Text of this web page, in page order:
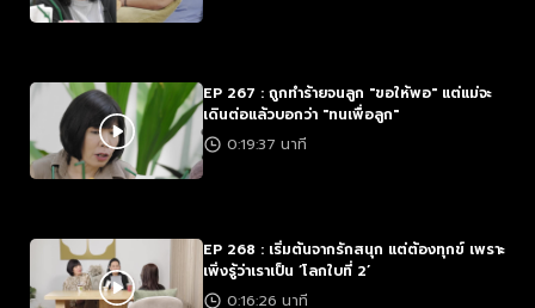
EP 267 : ถูกทำร้ายจนลูก "ขอให้พอ" แต่แม่จะ
เดินต่อแล้วบอกว่า "ทนเพื่อลูก"
0:19:37 นาที
EP 268 : เริ่มต้นจากรักสนุก แต่ต้องทุกข์ เพราะ
เพิ่งรู้ว่าเราเป็น ‘โลกใบที่ 2’
0:16:26 นาที